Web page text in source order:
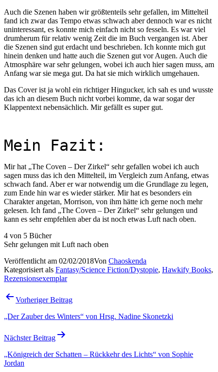
Auch die Szenen haben wir größtenteils sehr gefallen, im Mittelteil
fand ich zwar das Tempo etwas schwach aber dennoch war es nicht
uninteressant, es konnte mich einfach nicht so fesseln. Es war viel
drumherum für relativ wenig Zeit die im Buch vergangen ist. Aber
die Szenen sind gut erdacht und beschrieben. Ich konnte mich gut
hinein denken und hatte auch die Szenen gut vor Augen. Auch die
Atmosphäre war sehr gelungen, wobei ich auch hier sagen muss, am
Anfang war sie mega gut. Da hat sie mich wirklich umgehauen.
Das Cover ist ja wohl ein richtiger Hingucker, ich sah es und wusste
das ich an diesem Buch nicht vorbei komme, da war sogar der
Klappentext nebensächlich. Mir gefällt es super gut.
Mein Fazit:
Mir hat „The Coven – Der Zirkel“ sehr gefallen wobei ich auch
sagen muss das ich den Mittelteil, im Vergleich zum Anfang, etwas
schwach fand. Aber er war notwendig um die Grundlage zu legen,
zum Ende hin war es wieder stärker. Mir hat es besonders ein
Charakter angetan, Morrison, von ihm hätte ich gerne noch mehr
gelesen. Ich fand „The Coven – Der Zirkel“ sehr gelungen und
kann es sehr empfehlen aber da ist noch etwas Luft nach oben.
4 von 5 Bücher
Sehr gelungen mit Luft nach oben
Veröffentlicht am 02/02/2018Von Chaoskenda
Kategorisiert als Fantasy/Science Fiction/Dystopie, Hawkify Books,
Rezensionsexemplar
Beitragsnavigation
Vorheriger Beitrag
„Der Zauber des Winters“ von Hrsg. Nadine Skonetzki
Nächster Beitrag
„Königreich der Schatten – Rückkehr des Lichts“ von Sophie
Jordan